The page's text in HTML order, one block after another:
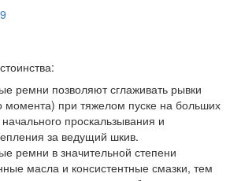
ремни позволяют сглаживать рывки
момента) при тяжелом пуске на больших
проскальзывания и
за ведущий шкив.
ремни в значительной степени
масла и консистентные смазки, тем